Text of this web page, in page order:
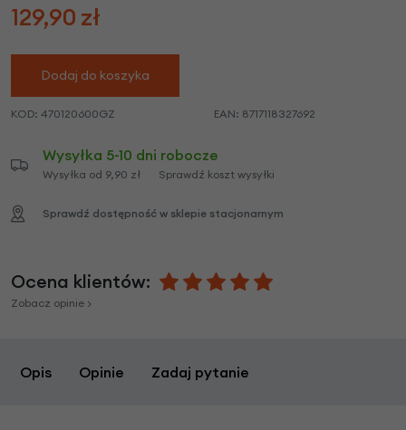
129,90 zł
Dodaj do koszyka
KOD: 470120600GZ EAN: 8717118327692
Wysyłka 5-10 dni robocze
Wysyłka od 9,90 zł Sprawdź koszt wysyłki
Sprawdź dostępność w sklepie stacjonarnym
Ocena klientów:
Zobacz opinie >
Opis Opinie Zadaj pytanie